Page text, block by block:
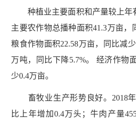
种植业主要面积和产量较上年
主要农作物总播种面积41.3万亩，
粮食作物面积22.58万亩，同比减
万吨，同比下降5.7%。 经济作物
少0.4万亩。
畜牧业生产形势良好。2018年
比上年增加0.4万头；牛肉产量